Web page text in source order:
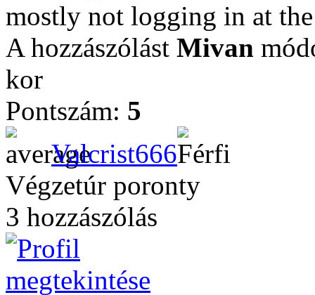
mostly not logging in at
A hozzászólást Mivan
kor
Pontszám: 5
Valcrist666
Végzetúr poronty
3 hozzászólás